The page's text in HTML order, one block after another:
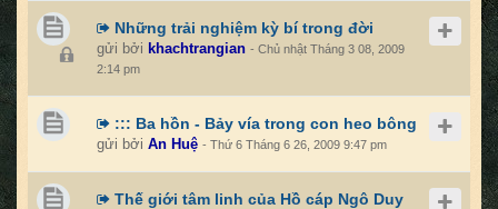
Những trải nghiệm kỳ bí trong đời
gửi bởi khachtrangian - Chủ nhật Tháng 3 08, 2009
2:14 pm
::: Ba hồn - Bảy vía trong con heo bông
gửi bởi An Huệ - Thứ 6 Tháng 6 26, 2009 9:47 pm
Thế giới tâm linh của Hồ cáp Ngô Duy